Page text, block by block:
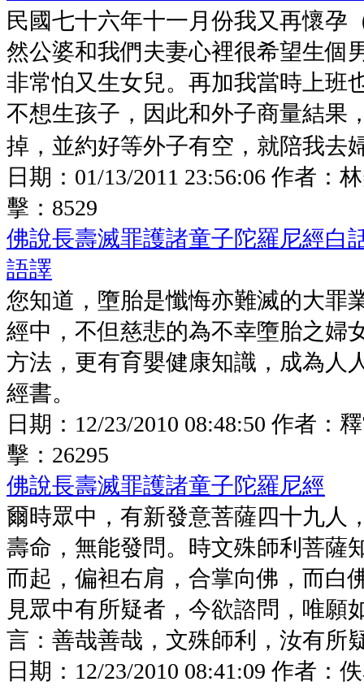
民國七十六年十一月份我又再懷孕
然公婆和我們夫妻心裡很希望生個
非常怕又生女兒。再加我當時上班
不想生孩子，因此和外子商量結果
掉，並約好等外子有空，就陪我去
日期： 01/13/2011 23:56:06 作者：
擊： 8529
佛說長壽滅罪護諸童子陀羅尼經
語譯
您知道，墮胎是懺悔亦難滅的大罪
經中，不但慈悲的為不幸墮胎之婦
方法，更有育嬰健康知識，成為人
經書。
日期： 12/23/2010 08:48:50 作者：
擊： 26295
佛說長壽滅罪護諸童子陀羅尼經
爾時眾中，有新發意菩薩四十九人
壽命，無能發問。時文殊師利菩薩
而起，偏袒右肩，合掌向佛，而白
見眾中有所疑者，今欲諮問，唯願
言：善哉善哉，文殊師利，汝有所
日期： 12/23/2010 08:41:09 作者：